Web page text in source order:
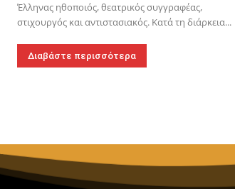
Έλληνας ηθοποιός, θεατρικός συγγραφέας,
στιχουργός και αντιστασιακός. Κατά τη διάρκεια...
Διαβάστε περισσότερα